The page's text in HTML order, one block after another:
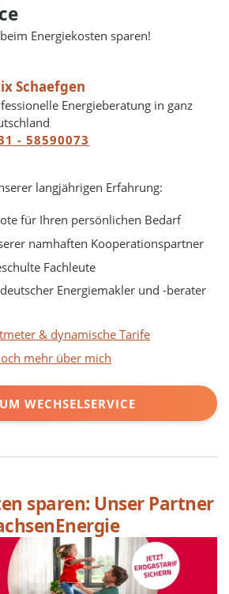
Energiekosten sparen!
Schaefgen
Energieberatung in ganz
- 58590073
langjährigen Erfahrung:
für Ihren persönlichen Bedarf
namhaften Kooperationspartner
Fachleute
Energiemakler und -berater
& dynamische Tarife
mehr über mich
WECHSELSERVICE
sparen: Unser Partner